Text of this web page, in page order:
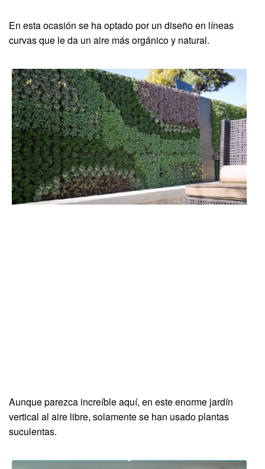
En esta ocasión se ha optado por un diseño en líneas
curvas que le da un aire más orgánico y natural.
Aunque parezca increíble aquí, en este enorme jardín
vertical al aire libre, solamente se han usado plantas
suculentas.